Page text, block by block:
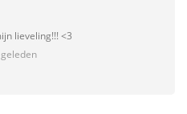
lieveling!!! <3